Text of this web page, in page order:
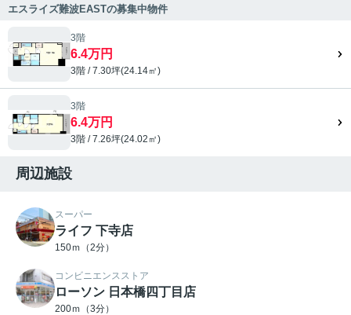
エスライズ難波EASTの募集中物件
3階
6.4万円
3階 / 7.30坪(24.14㎡)
3階
6.4万円
3階 / 7.26坪(24.02㎡)
周辺施設
スーパー
ライフ 下寺店
150ｍ（2分）
コンビニエンスストア
ローソン 日本橋四丁目店
200ｍ（3分）